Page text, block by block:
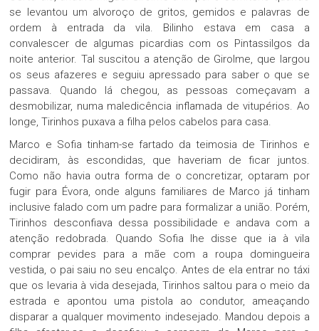
se levantou um alvoroço de gritos, gemidos e palavras de
ordem à entrada da vila. Bilinho estava em casa a
convalescer de algumas picardias com os Pintassilgos da
noite anterior. Tal suscitou a atenção de Girolme, que largou
os seus afazeres e seguiu apressado para saber o que se
passava. Quando lá chegou, as pessoas começavam a
desmobilizar, numa maledicência inflamada de vitupérios. Ao
longe, Tirinhos puxava a filha pelos cabelos para casa.
Marco e Sofia tinham-se fartado da teimosia de Tirinhos e
decidiram, às escondidas, que haveriam de ficar juntos.
Como não havia outra forma de o concretizar, optaram por
fugir para Évora, onde alguns familiares de Marco já tinham
inclusive falado com um padre para formalizar a união. Porém,
Tirinhos desconfiava dessa possibilidade e andava com a
atenção redobrada. Quando Sofia lhe disse que ia à vila
comprar pevides para a mãe com a roupa domingueira
vestida, o pai saiu no seu encalço. Antes de ela entrar no táxi
que os levaria à vida desejada, Tirinhos saltou para o meio da
estrada e apontou uma pistola ao condutor, ameaçando
disparar a qualquer movimento indesejado. Mandou depois a